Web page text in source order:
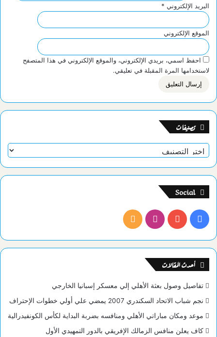
البريد الإلكتروني *
الموقع الإلكتروني
احفظ اسمي، بريدي الإلكتروني، والموقع الإلكتروني في هذا المتصفح
لاستخدامها المرة المقبلة في تعليقي.
تصنيفات
تصنيفات
Social
فيسبوك يوتيوب انستقرامملخص
الموقع
أحدث المقالات
تفاصيل وصول بعثة الأهلي إلي معسكر إسبانيا الخارجي
نجم شباب الاتحاد السكندري 2007 يمضي علي أولي خطوات الإحتراف
موعد ومكان مباراتي الأهلي ومنافسه بضربة البداية لكأس الكونفيدرالية
كاف يعلن منافس الزمالك الإفريقي بالدور التمهيدي الأول